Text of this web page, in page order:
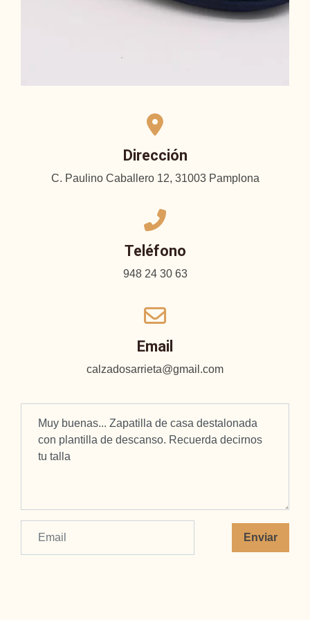
Dirección
C. Paulino Caballero 12, 31003 Pamplona
Teléfono
948 24 30 63
Email
calzadosarrieta@gmail.com
Enviar